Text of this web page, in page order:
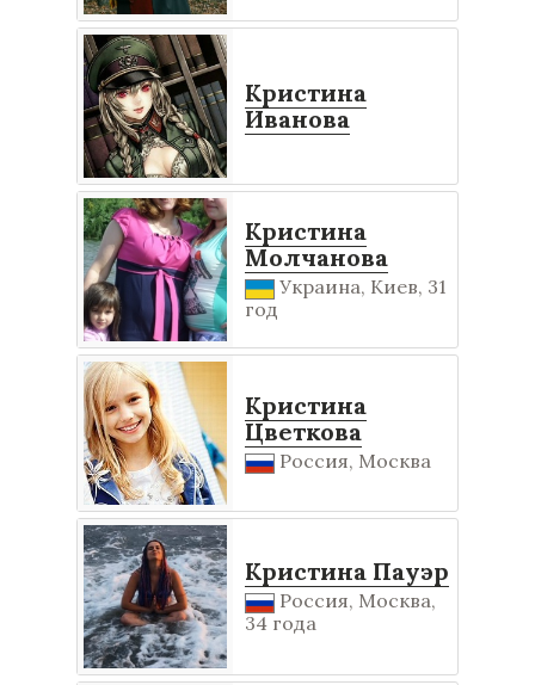
Кристина
Иванова
Кристина
Молчанова
Украина, Киев, 31
год
Кристина
Цветкова
Россия, Москва
Кристина Пауэр
Россия, Москва,
34 года